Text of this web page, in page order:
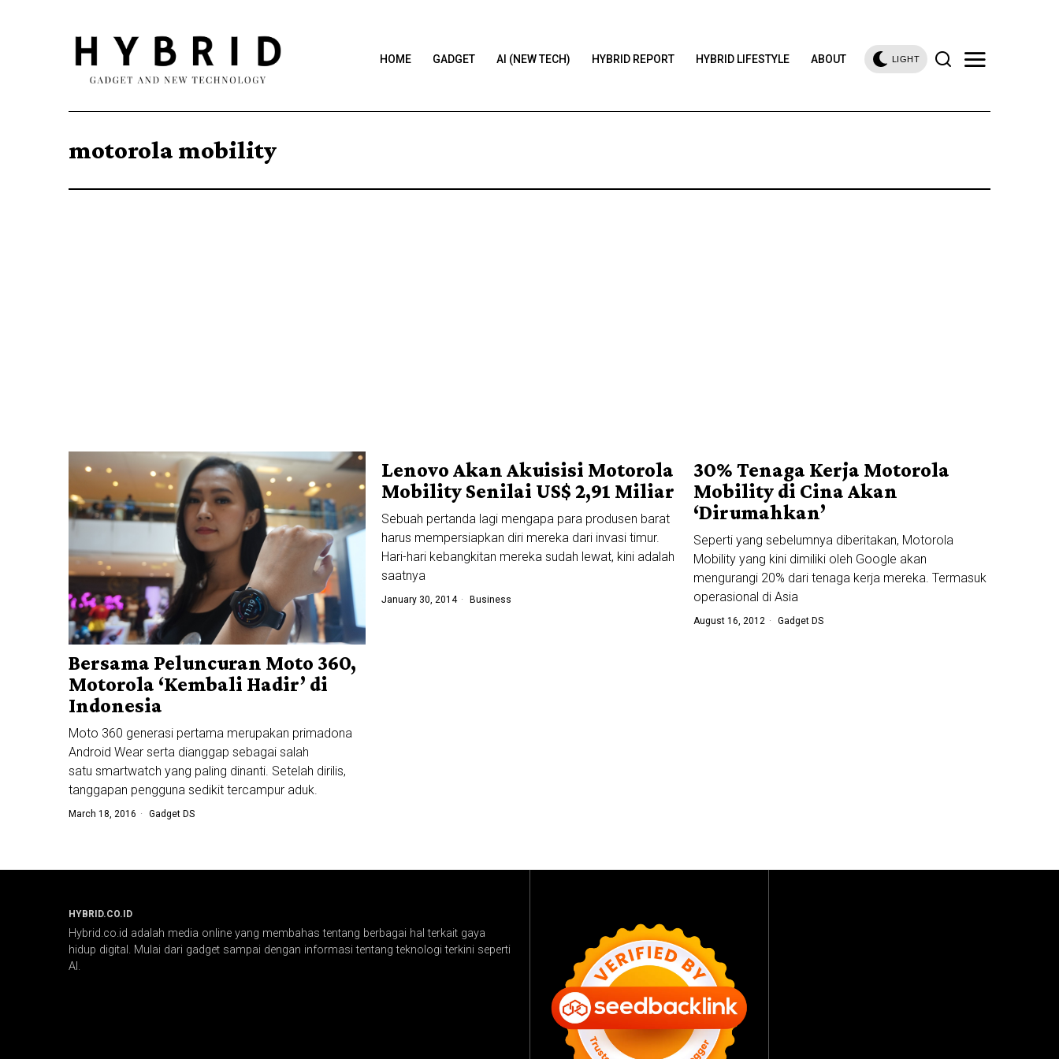
HOME GADGET AI (NEW TECH) HYBRID REPORT HYBRID LIFESTYLE ABOUT LIGHT
motorola mobility
Bersama Peluncuran Moto 360,
Motorola ‘Kembali Hadir’ di
Indonesia
Moto 360 generasi pertama merupakan primadona
Android Wear serta dianggap sebagai salah
satu smartwatch yang paling dinanti. Setelah dirilis,
tanggapan pengguna sedikit tercampur aduk.
March 18, 2016 Gadget DS
Lenovo Akan Akuisisi Motorola
Mobility Senilai US$ 2,91 Miliar
Sebuah pertanda lagi mengapa para produsen barat
harus mempersiapkan diri mereka dari invasi timur.
Hari-hari kebangkitan mereka sudah lewat, kini adalah
saatnya
January 30, 2014 Business
30% Tenaga Kerja Motorola
Mobility di Cina Akan
‘Dirumahkan’
Seperti yang sebelumnya diberitakan, Motorola
Mobility yang kini dimiliki oleh Google akan
mengurangi 20% dari tenaga kerja mereka. Termasuk
operasional di Asia
August 16, 2012 Gadget DS
HYBRID.CO.ID
Hybrid.co.id adalah media online yang membahas tentang berbagai hal terkait gaya
hidup digital. Mulai dari gadget sampai dengan informasi tentang teknologi terkini seperti
AI.